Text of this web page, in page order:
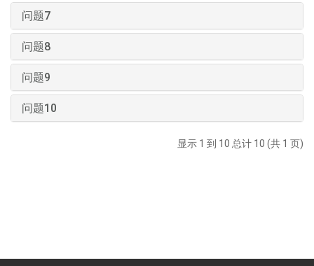
问题7
问题8
问题9
问题10
显示 1 到 10 总计 10 (共 1 页)